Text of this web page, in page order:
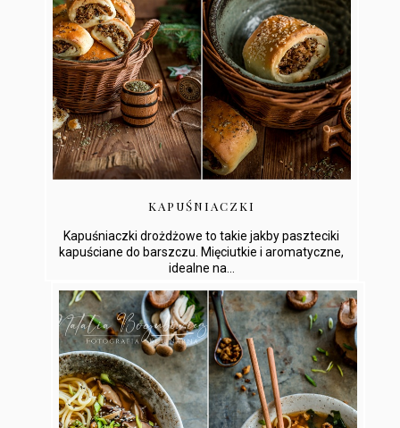
KAPUŚNIACZKI
Kapuśniaczki drożdżowe to takie jakby paszteciki
kapuściane do barszczu. Mięciutkie i aromatyczne,
idealne na...